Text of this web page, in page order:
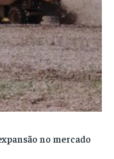
no mercado